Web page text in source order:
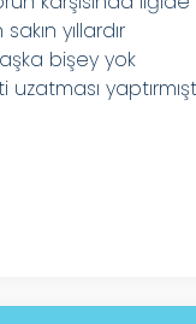
yıllardır
bişey yok